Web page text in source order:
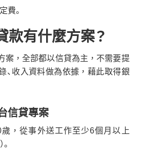
費。
款有什麼方案？
案，全部都以信貸為主，不需要提
、收入資料做為依據，藉此取得銀
信貸專案
歲，從事外送工作至少6個月以上